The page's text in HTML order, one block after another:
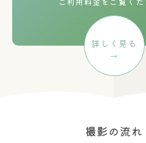
詳しく見る
→
撮影の流れ